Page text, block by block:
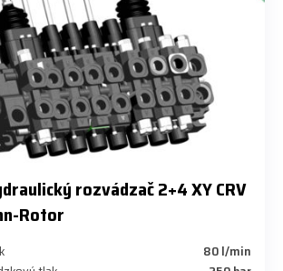
rozvádzač 2+4 XY CRV
Rotor
80 l/min